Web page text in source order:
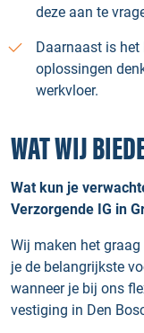
deze aan te
Daarnaast is het
oplossingen
werkvloer.
WAT WIJ
Wat kun je
Verzorgende IG in
Wij maken het
je de belangrijkste
wanneer je bij ons
vestiging in Den